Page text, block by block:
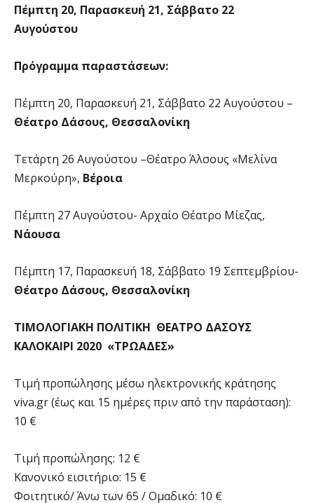
Πέμπτη 20, Παρασκευή 21, Σάββατο 22
Αυγούστου
Πρόγραμμα παραστάσεων:
Πέμπτη 20, Παρασκευή 21, Σάββατο 22 Αυγούστου –
Θέατρο Δάσους, Θεσσαλονίκη
Τετάρτη 26 Αυγούστου –Θέατρο Άλσους «Μελίνα
Μερκούρη», Βέροια
Πέμπτη 27 Αυγούστου- Αρχαίο Θέατρο Μίεζας,
Νάουσα
Πέμπτη 17, Παρασκευή 18, Σάββατο 19 Σεπτεμβρίου-
Θέατρο Δάσους, Θεσσαλονίκη
ΤΙΜΟΛΟΓΙΑΚΗ ΠΟΛΙΤΙΚΗ ΘΕΑΤΡΟ ΔΑΣΟΥΣ
ΚΑΛΟΚΑΙΡΙ 2020 «ΤΡΩΑΔΕΣ»
Τιμή προπώλησης μέσω ηλεκτρονικής κράτησης
viva.gr (έως και 15 ημέρες πριν από την παράσταση):
10 €
Τιμή προπώλησης: 12 €
Κανονικό εισιτήριο: 15 €
Φοιτητικό/ Άνω των 65 / Ομαδικό: 10 €